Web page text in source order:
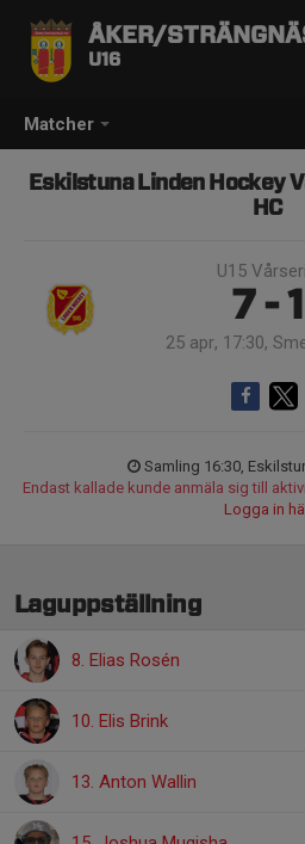
Matcher
ÅKER/
U16
Eskilstuna Linden Hockey
HC
U15
7 - 1
25 apr, 17:30,
Samling 16:30,
Endast kallade kunde anmäla sig till
Logga in
Laguppställning
8. Elias Rosén
10. Elis Brink
13. Anton Wallin